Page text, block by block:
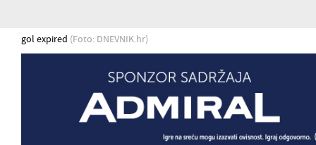
gol expired (Foto: DNEVNIK.hr)